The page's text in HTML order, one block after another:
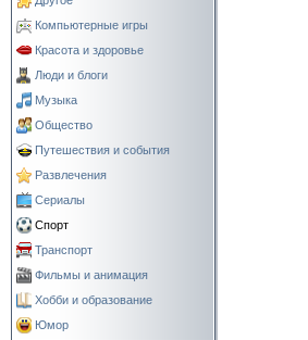
Компьютерные игры
Красота и здоровье
Люди и блоги
Музыка
Общество
Путешествия и события
Развлечения
Сериалы
Спорт
Транспорт
Фильмы и анимация
Хобби и образование
Юмор